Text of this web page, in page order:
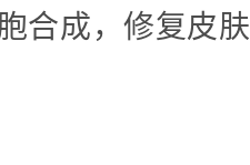
合成，修复皮肤